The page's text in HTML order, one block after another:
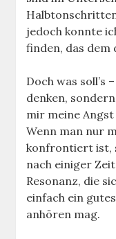
jedoch konnte
finden, das dem
Doch was soll’s
denken,
mir meine
Wenn man nur
konfrontiert ist,
nach einiger
Resonanz, die
einfach ein
anhören mag.